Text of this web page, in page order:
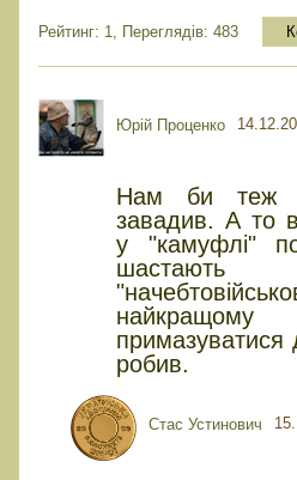
Рейтинг: 1, Переглядів: 483
Юрiй Проценко
Нам би теж
завадив. А то
у "камуфлі"
шастають
робив.
Стас Устинович